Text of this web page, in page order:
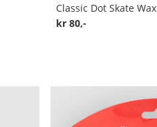
Classic Dot Skate Wax
kr 80,-